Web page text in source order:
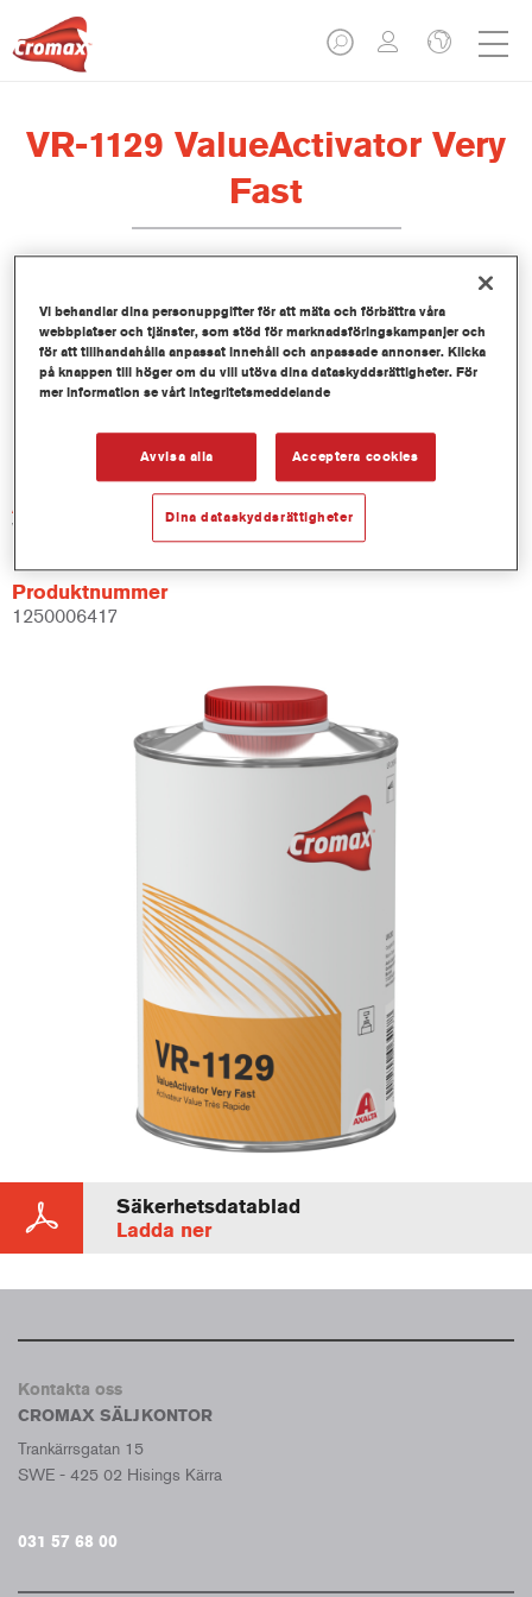
VR-1129 ValueActivator Very
Fast
Produktfunktioner
Artikelnummer
VR-1129 1.00 LI
Produktnummer
1250006417
Säkerhetsdatablad
Ladda ner
Kontakta oss
CROMAX SÄLJKONTOR
Trankärrsgatan 15
SWE - 425 02 Hisings Kärra
031 57 68 00
Vi behandlar dina personuppgifter för att mäta och förbättra våra
webbplatser och tjänster, som stöd för marknadsföringskampanjer och
för att tillhandahålla anpassat innehåll och anpassade annonser. Klicka
på knappen till höger om du vill utöva dina dataskyddsrättigheter. För
mer information se vårt integritetsmeddelande
Avvisa alla Acceptera cookies
Dina dataskyddsrättigheter